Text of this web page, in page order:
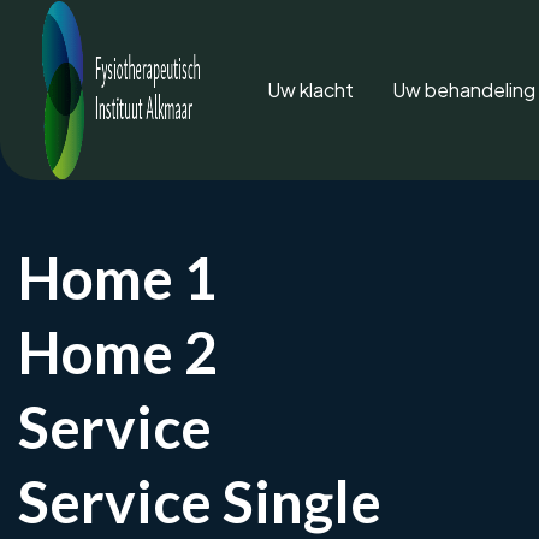
Home 1
Home 2
Service
Service Single
Uw klacht Uw behandeling
Pijn aan de zijkant